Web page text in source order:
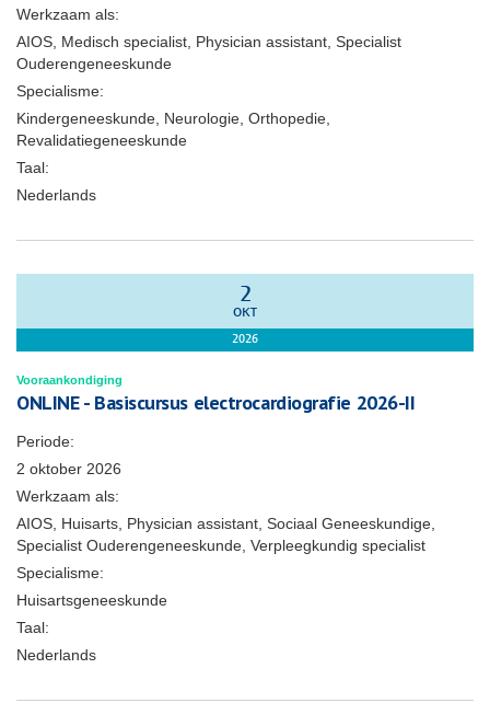
Werkzaam als:
AIOS, Medisch specialist, Physician assistant, Specialist
Ouderengeneeskunde
Specialisme:
Kindergeneeskunde, Neurologie, Orthopedie,
Revalidatiegeneeskunde
Taal:
Nederlands
2
OKT
2026
Vooraankondiging
ONLINE - Basiscursus electrocardiografie 2026-II
Periode:
2 oktober 2026
Werkzaam als:
AIOS, Huisarts, Physician assistant, Sociaal Geneeskundige,
Specialist Ouderengeneeskunde, Verpleegkundig specialist
Specialisme:
Huisartsgeneeskunde
Taal:
Nederlands